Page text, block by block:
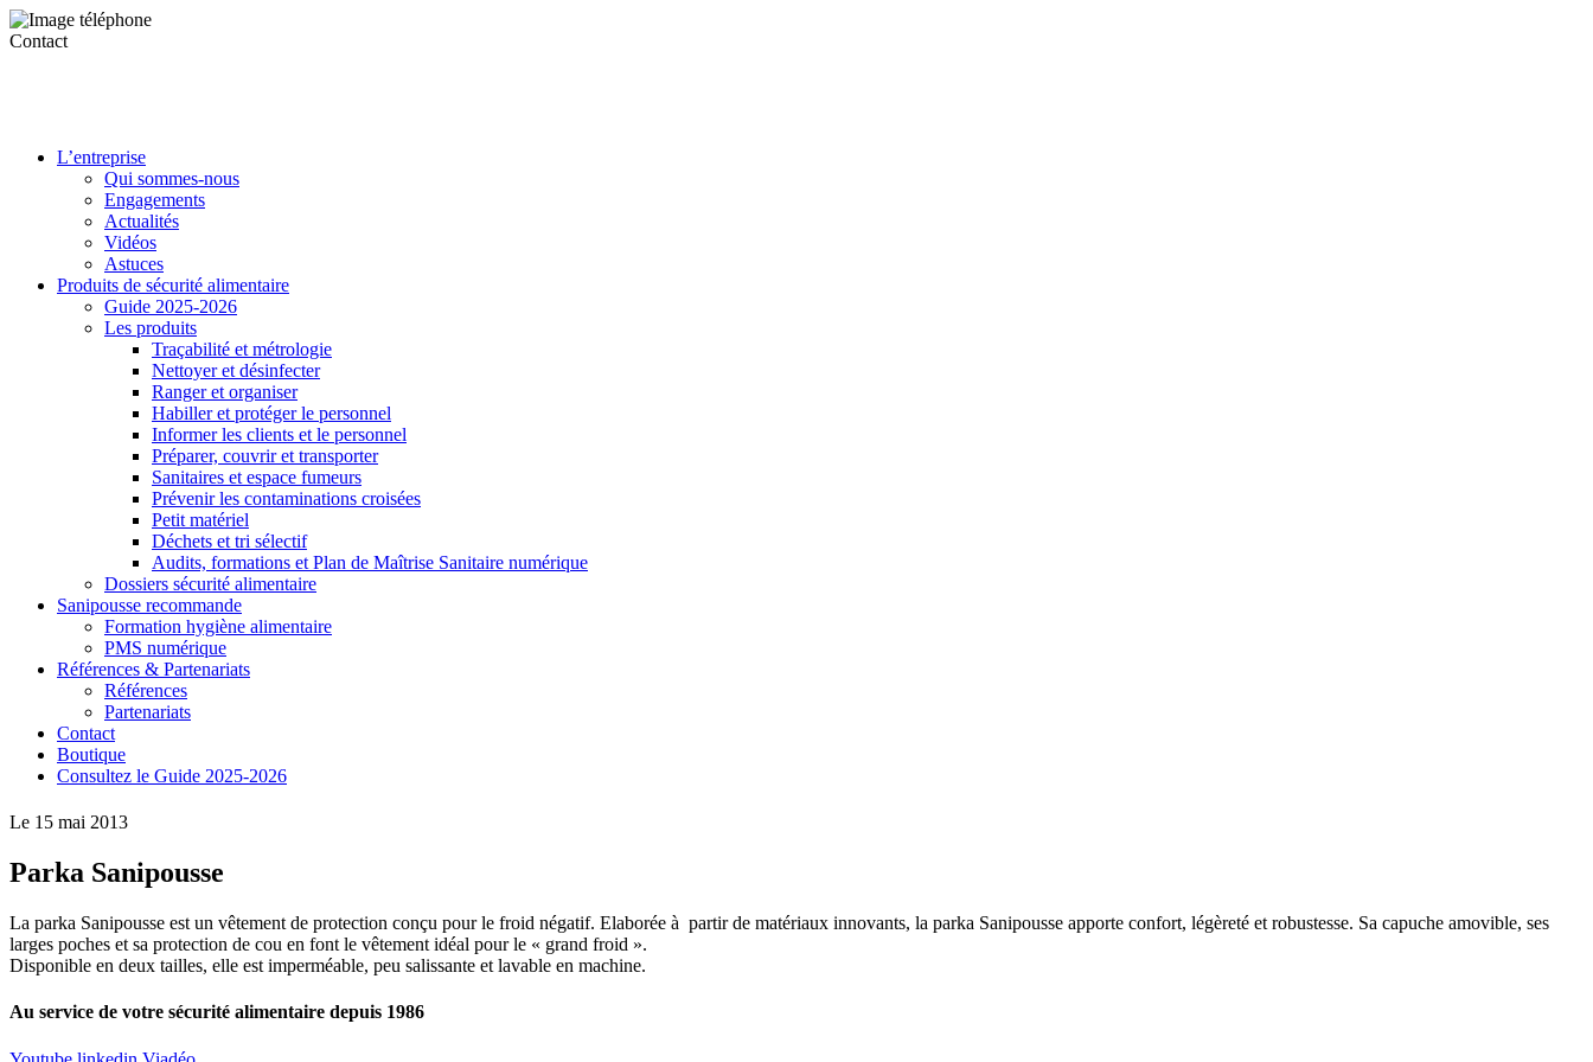
Contact
L’entreprise
Qui sommes-nous
Engagements
Actualités
Vidéos
Astuces
Produits de sécurité alimentaire
Guide 2025-2026
Les produits
Traçabilité et métrologie
Nettoyer et désinfecter
Ranger et organiser
Habiller et protéger le personnel
Informer les clients et le personnel
Préparer, couvrir et transporter
Sanitaires et espace fumeurs
Prévenir les contaminations croisées
Petit matériel
Déchets et tri sélectif
Audits, formations et Plan de Maîtrise Sanitaire numérique
Dossiers sécurité alimentaire
Sanipousse recommande
Formation hygiène alimentaire
PMS numérique
Références & Partenariats
Références
Partenariats
Contact
Boutique
Consultez le Guide 2025-2026
Le 15 mai 2013
Parka Sanipousse
La parka Sanipousse est un vêtement de protection conçu pour le froid négatif. Elaborée à partir de matériaux innovants, la parka Sanipousse apporte confort, légèreté et robustesse. Sa capuche amovible, ses
larges poches et sa protection de cou en font le vêtement idéal pour le « grand froid ».
Disponible en deux tailles, elle est imperméable, peu salissante et lavable en machine.
Au service de votre sécurité alimentaire depuis 1986